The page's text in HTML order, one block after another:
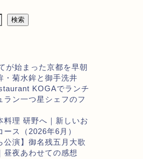
検索
が始まった京都を早朝
・菊水鉾と御手洗井
KOGAでランチ
ラン一つ星シェフのフ
料理 研野へ｜新しいお
ス（2026年6月）
公演】御名残五月大歌
昼夜あわせての感想